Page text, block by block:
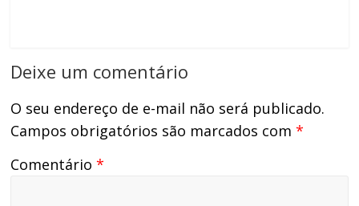
Deixe um comentário
O seu endereço de e-mail não será publicado.
Campos obrigatórios são marcados com*
Comentário*